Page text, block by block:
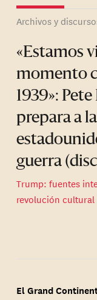
Archivos y
«Estamos
momento
1939»:
prepara a
guerra
Trump: fuentes
revolución cultural
El Grand